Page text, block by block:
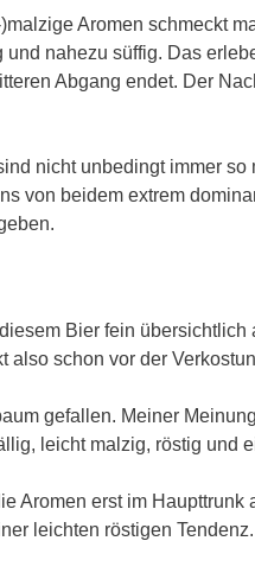
Aromen schmeckt
nahezu süffig. Das
Abgang endet. Der
nicht unbedingt immer so
von beidem extrem
Bier fein übersichtlich
also schon vor der
gefallen. Meiner
leicht malzig, röstig und
Aromen erst im Haupttrunk
leichten röstigen